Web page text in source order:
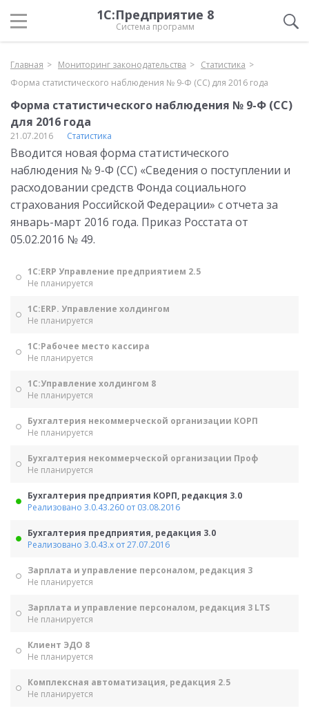
1С:Предприятие 8
Система программ
Главная Мониторинг законодательства
Статистика
Форма статистического наблюдения № 9-Ф (СС) для 2016 года
Форма статистического наблюдения № 9-Ф (СС)
для 2016 года
21.07.2016 Статистика
Вводится новая форма статистического
наблюдения № 9-Ф (СС) «Сведения о поступлении и
расходовании средств Фонда социального
страхования Российской Федерации» с отчета за
январь-март 2016 года. Приказ Росстата от
05.02.2016 № 49.
1С:ERP Управление предприятием 2.5
Не планируется
1С:ERP. Управление холдингом
Не планируется
1С:Рабочее место кассира
Не планируется
1С:Управление холдингом 8
Не планируется
Бухгалтерия некоммерческой организации КОРП
Не планируется
Бухгалтерия некоммерческой организации Проф
Не планируется
Бухгалтерия предприятия КОРП, редакция 3.0
Реализовано 3.0.43.260 от 03.08.2016
Бухгалтерия предприятия, редакция 3.0
Реализовано 3.0.43.х от 27.07.2016
Зарплата и управление персоналом, редакция 3
Не планируется
Зарплата и управление персоналом, редакция 3 LTS
Не планируется
Клиент ЭДО 8
Не планируется
Комплексная автоматизация, редакция 2.5
Не планируется